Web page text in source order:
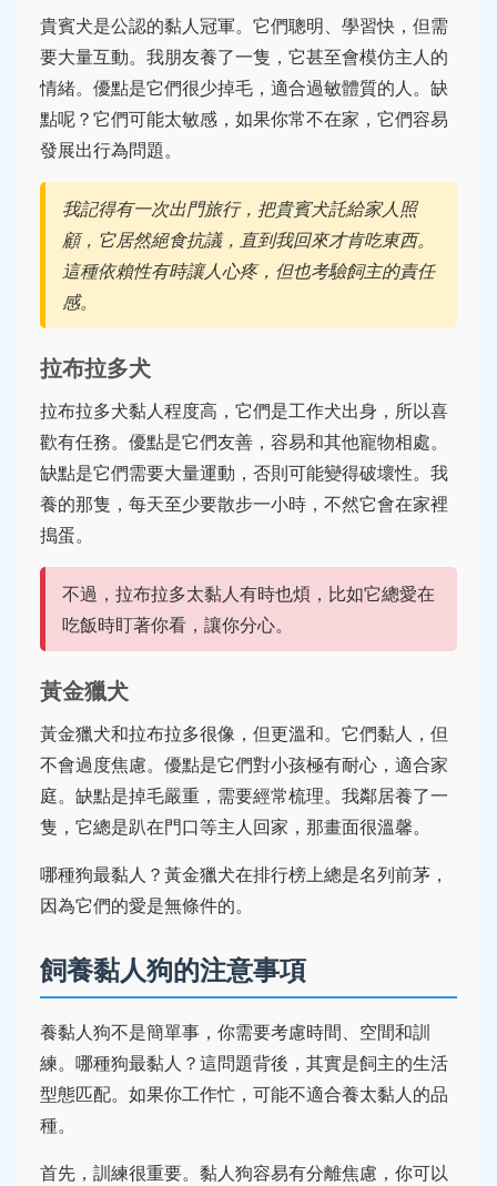
貴賓犬是公認的黏人冠軍。它們聰明、學習快，但需
要大量互動。我朋友養了一隻，它甚至會模仿主人的
情緒。優點是它們很少掉毛，適合過敏體質的人。缺
點呢？它們可能太敏感，如果你常不在家，它們容易
發展出行為問題。
我記得有一次出門旅行，把貴賓犬託給家人照
顧，它居然絕食抗議，直到我回來才肯吃東西。
這種依賴性有時讓人心疼，但也考驗飼主的責任
感。
拉布拉多犬
拉布拉多犬黏人程度高，它們是工作犬出身，所以喜
歡有任務。優點是它們友善，容易和其他寵物相處。
缺點是它們需要大量運動，否則可能變得破壞性。我
養的那隻，每天至少要散步一小時，不然它會在家裡
搗蛋。
不過，拉布拉多太黏人有時也煩，比如它總愛在
吃飯時盯著你看，讓你分心。
黃金獵犬
黃金獵犬和拉布拉多很像，但更溫和。它們黏人，但
不會過度焦慮。優點是它們對小孩極有耐心，適合家
庭。缺點是掉毛嚴重，需要經常梳理。我鄰居養了一
隻，它總是趴在門口等主人回家，那畫面很溫馨。
哪種狗最黏人？黃金獵犬在排行榜上總是名列前茅，
因為它們的愛是無條件的。
飼養黏人狗的注意事項
養黏人狗不是簡單事，你需要考慮時間、空間和訓
練。哪種狗最黏人？這問題背後，其實是飼主的生活
型態匹配。如果你工作忙，可能不適合養太黏人的品
種。
首先，訓練很重要。黏人狗容易有分離焦慮，你可以